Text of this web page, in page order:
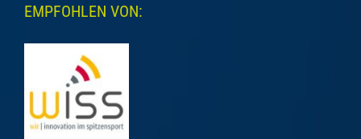
EMPFOHLEN VON: